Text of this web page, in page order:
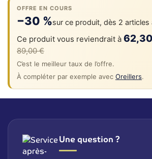
OFFRE EN COURS
−30 %sur ce produit, dès 2 articles
Ce produit vous reviendrait à
89,00 €
C’est le meilleur taux de l’offre.
À compléter par exemple avec Oreillers.
Une question ?